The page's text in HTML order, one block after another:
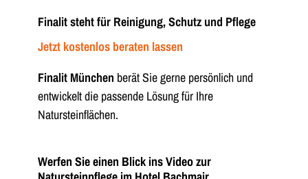
Finalit steht für Reinigung, Schutz und Pflege
Jetzt kostenlos beraten lassen
Finalit München berät Sie gerne persönlich und
entwickelt die passende Lösung für Ihre
Natursteinflächen.
Werfen Sie einen Blick ins Video zur